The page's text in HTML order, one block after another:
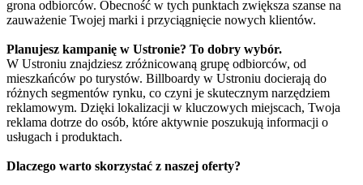
grona odbiorców. Obecność w tych punktach zwiększa szanse na
zauważenie Twojej marki i przyciągnięcie nowych klientów.
Planujesz kampanię w Ustronie? To dobry wybór.
W Ustroniu znajdziesz zróżnicowaną grupę odbiorców, od
mieszkańców po turystów. Billboardy w Ustroniu docierają do
różnych segmentów rynku, co czyni je skutecznym narzędziem
reklamowym. Dzięki lokalizacji w kluczowych miejscach, Twoja
reklama dotrze do osób, które aktywnie poszukują informacji o
usługach i produktach.
Dlaczego warto skorzystać z naszej oferty?